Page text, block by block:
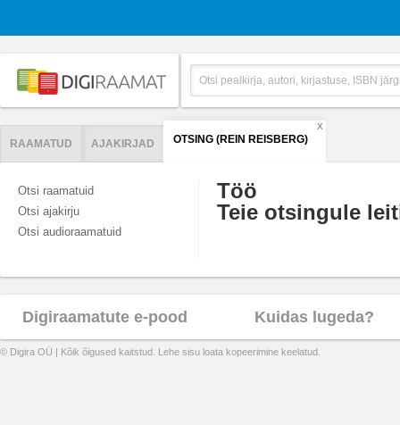
RAAMATUD AJAKIRJAD OTSING (REIN REISBERG)
X
Otsi raamatuid
Otsi ajakirju
Otsi audioraamatuid
Töö
Teie otsingule
Digiraamatute e-pood Kuidas lugeda?
© Digira OÜ | Kõik õigused kaitstud. Lehe sisu loata kopeerimine keelatud.